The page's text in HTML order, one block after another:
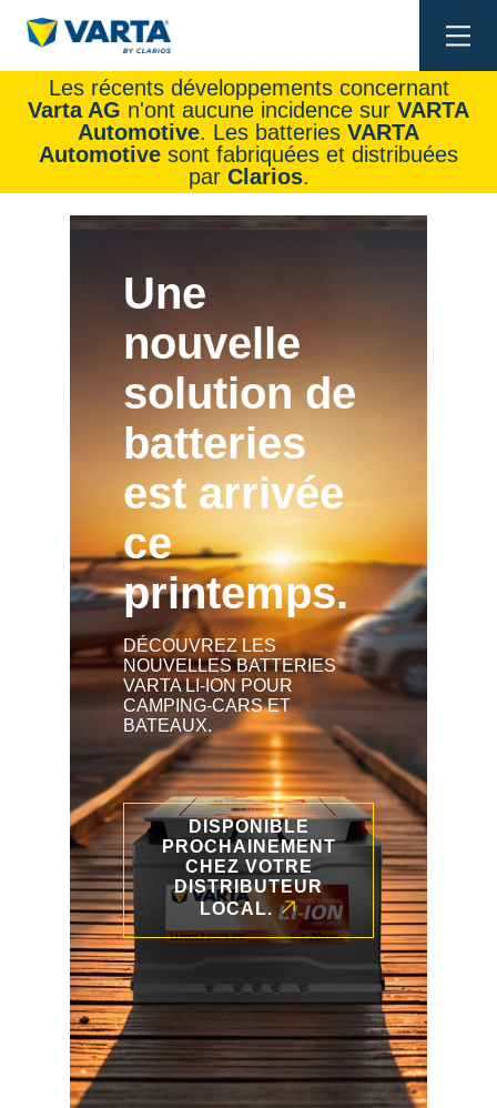
Les récents développements concernant
Varta AG n'ont aucune incidence sur VARTA
Automotive. Les batteries VARTA
Automotive sont fabriquées et distribuées
par Clarios.
Une
nouvelle
solution de
batteries
est arrivée
ce
printemps.
DÉCOUVREZ LES
NOUVELLES BATTERIES
VARTA LI-ION POUR
CAMPING-CARS ET
BATEAUX.
DISPONIBLE
PROCHAINEMENT
CHEZ VOTRE
DISTRIBUTEUR
LOCAL.